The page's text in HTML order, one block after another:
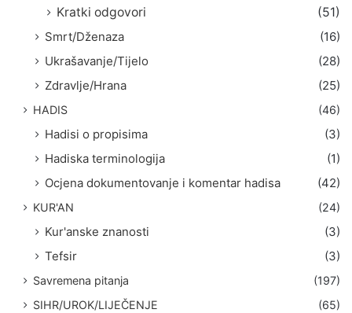
Kratki odgovori
(51)
Smrt/Dženaza
(16)
Ukrašavanje/Tijelo
(28)
Zdravlje/Hrana
(25)
HADIS (46)
Hadisi o propisima
(3)
Hadiska terminologija
(1)
Ocjena dokumentovanje i komentar hadisa
(42)
KUR'AN (24)
Kur'anske znanosti
(3)
Tefsir
(3)
Savremena pitanja
(197)
SIHR/UROK/LIJEČENJE
(65)